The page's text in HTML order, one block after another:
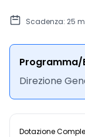
Scadenza: 25
Programma/
Direzione
Dotazione